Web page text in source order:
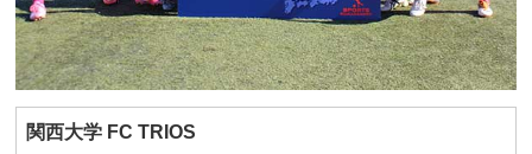
関西大学 FC TRIOS